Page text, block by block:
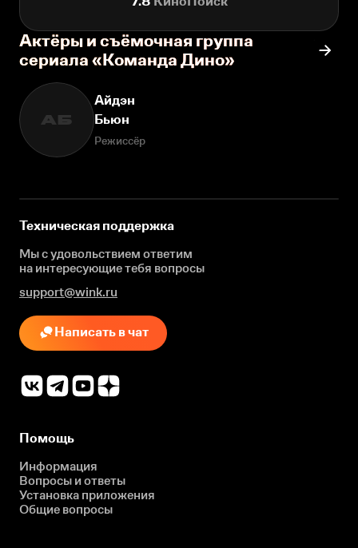
Актёры и съёмочная группа
сериала «Команда Дино»
АБ
Айдэн
Бьюн
Режиссёр
Техническая поддержка
Мы с удовольствием ответим
на интересующиетебя вопросы
support@wink.ru
Написать в чат
Помощь
Информация
Вопросы и ответы
Установка приложения
Общие вопросы